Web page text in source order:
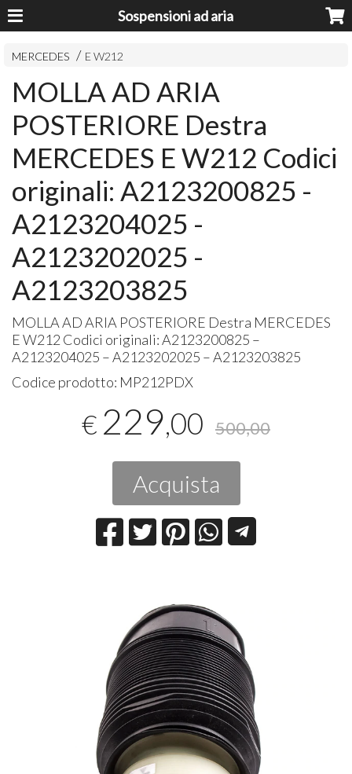
Sospensioni ad aria
MERCEDES E W212
MOLLA AD ARIA
POSTERIORE Destra
MERCEDES E W212 Codici
originali: A2123200825 -
A2123204025 -
A2123202025 -
A2123203825
MOLLAADARIA POSTERIORE Destra MERCEDES
E W212 Codici originali: A2123200825 –
A2123204025 – A2123202025 – A2123203825
Codice prodotto: MP212PDX
€ 229,00 500,00
Acquista